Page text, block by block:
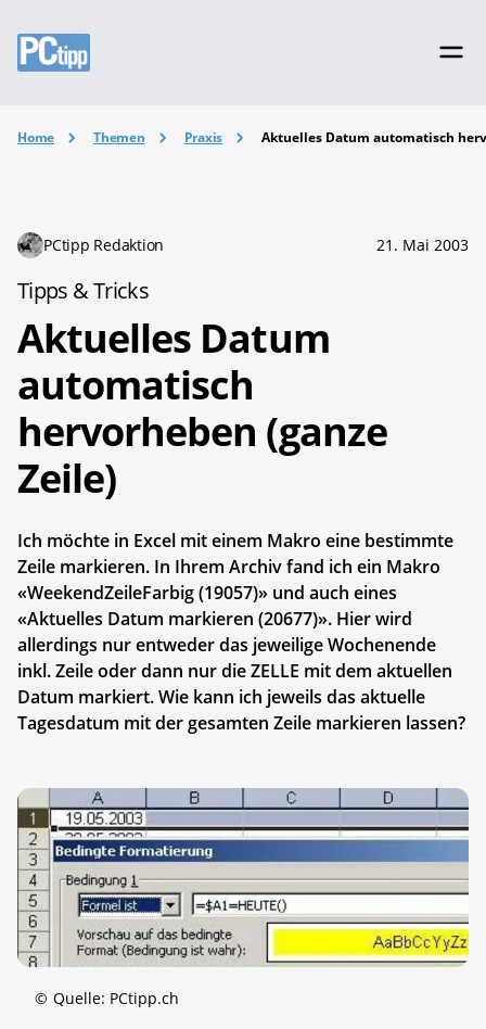
Home Themen Praxis Aktuelles Datum automatisch
PCtipp Redaktion 21. Mai 2003
Tipps & Tricks
Aktuelles Datum
automatisch
hervorheben (ganze
Zeile)
Ich möchte in Excel mit einem Makro eine bestimmte
Zeile markieren. In Ihrem Archiv fand ich ein Makro
«WeekendZeileFarbig (19057)» und auch eines
«Aktuelles Datum markieren (20677)». Hier wird
allerdings nur entweder das jeweilige Wochenende
inkl. Zeile oder dann nur die ZELLE mit dem aktuellen
Datum markiert. Wie kann ich jeweils das aktuelle
Tagesdatum mit der gesamten Zeile markieren lassen?
© Quelle: PCtipp.ch